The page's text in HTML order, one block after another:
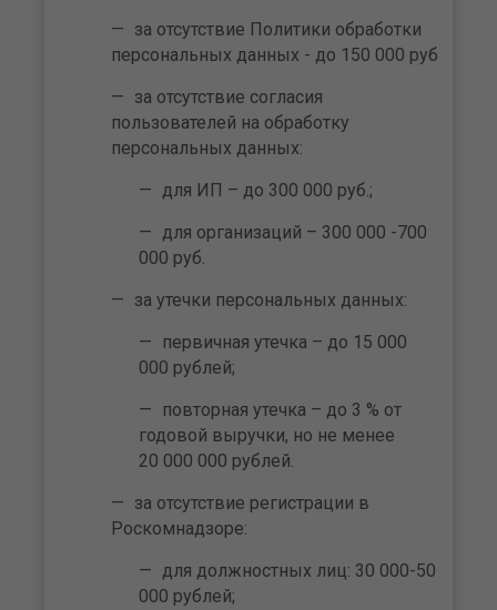
за отсутствие Политики обработки
персональных данных - до 150 000 руб
за отсутствие согласия
пользователей на обработку
персональных данных:
для ИП – до 300 000 руб.;
для организаций – 300 000 -700
000 руб.
за утечки персональных данных:
первичная утечка – до 15 000
000 рублей;
повторная утечка – до 3 % от
годовой выручки, но не менее
20 000 000 рублей.
за отсутствие регистрации в
Роскомнадзоре:
для должностных лиц: 30 000-50
000 рублей;